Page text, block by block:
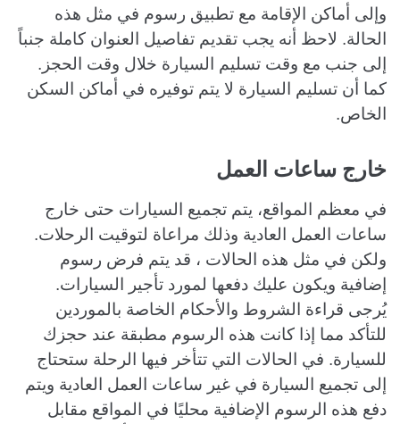
وإلى أماكن الإقامة مع تطبيق رسوم في مثل هذه
الحالة. لاحظ أنه يجب تقديم تفاصيل العنوان كاملة جنباً
إلى جنب مع وقت تسليم السيارة خلال وقت الحجز.
كما أن تسليم السيارة لا يتم توفيره في أماكن السكن
الخاص.
خارج ساعات العمل
في معظم المواقع، يتم تجميع السيارات حتى خارج
ساعات العمل العادية وذلك مراعاة لتوقيت الرحلات.
ولكن في مثل هذه الحالات ، قد يتم فرض رسوم
إضافية ويكون عليك دفعها لمورد تأجير السيارات.
يُرجى قراءة الشروط والأحكام الخاصة بالموردين
للتأكد مما إذا كانت هذه الرسوم مطبقة عند حجزك
للسيارة. في الحالات التي تتأخر فيها الرحلة ستحتاج
إلى تجميع السيارة في غير ساعات العمل العادية ويتم
دفع هذه الرسوم الإضافية محليًا في المواقع مقابل